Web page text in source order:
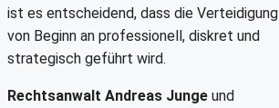
ist es entscheidend, dass die Verteidigung
von Beginn an professionell, diskret und
strategisch geführt wird.
Rechtsanwalt Andreas Junge und